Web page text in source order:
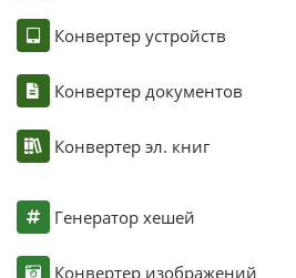
Конвертер устройств
Конвертер документов
Конвертер эл. книг
Генератор хешей
Конвертер изображений